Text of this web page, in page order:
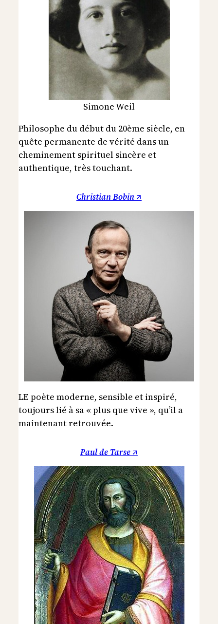
Simone Weil
Philosophe du début du 20ème siècle, en
quête permanente de vérité dans un
cheminement spirituel sincère et
authentique, très touchant.
Christian Bobin ↗
LE poète moderne, sensible et inspiré,
toujours lié à sa « plus que vive », qu’il a
maintenant retrouvée.
Paul de Tarse ↗